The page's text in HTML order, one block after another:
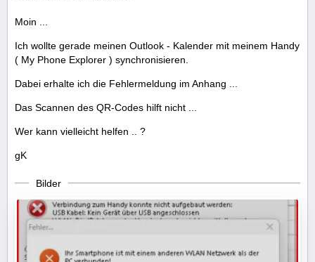
Moin ...
Ich wollte gerade meinen Outlook - Kalender mit meinem Handy
( My Phone Explorer ) synchronisieren.
Dabei erhalte ich die Fehlermeldung im Anhang ...
Das Scannen des QR-Codes hilft nicht ...
Wer kann vielleicht helfen .. ?
gK
Bilder